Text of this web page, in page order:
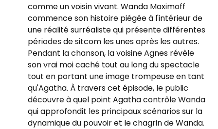
comme un voisin vivant. Wanda Maximoff
commence son histoire piégée à l'intérieur de
une réalité surréaliste qui présente différentes
périodes de sitcom les unes après les autres.
Pendant la chanson, la voisine Agnes révèle
son vrai moi caché tout au long du spectacle
tout en portant une image trompeuse en tant
qu'Agatha. À travers cet épisode, le public
découvre à quel point Agatha contrôle Wanda
qui approfondit les principaux scénarios sur la
dynamique du pouvoir et le chagrin de Wanda.